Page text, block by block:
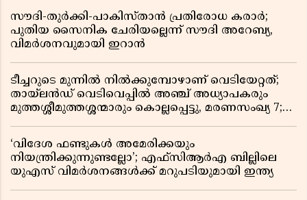
സൗദി-തുർക്കി-പാകിസ്താൻ പ്രതിരോധ കരാർ;
പുതിയ സൈനിക ചേരിയല്ലെന്ന് സൗദി അറേബ്യ,
വിമർശനവുമായി ഇറാൻ
ടീച്ചറുടെ മുന്നിൽ നിൽക്കുമ്പോഴാണ് വെടിയേറ്റത്;
തായ്‌ലൻഡ് വെടിവെപ്പിൽ അഞ്ച് അധ്യാപകരും
മുത്തശ്ശീമുത്തശ്ശന്മാരും കൊല്ലപ്പെട്ടു, മരണസംഖ്യ 7;
‘വിദേശ ഫണ്ടുകൾ അമേരിക്കയും
നിയന്ത്രിക്കുന്നുണ്ടല്ലോ’; എഫ്സിആർഎ ബില്ലിലെ
യുഎസ് വിമർശനങ്ങൾക്ക് മറുപടിയുമായി ഇന്ത്യ